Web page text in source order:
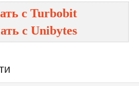
с Turbobit
с Unibytes